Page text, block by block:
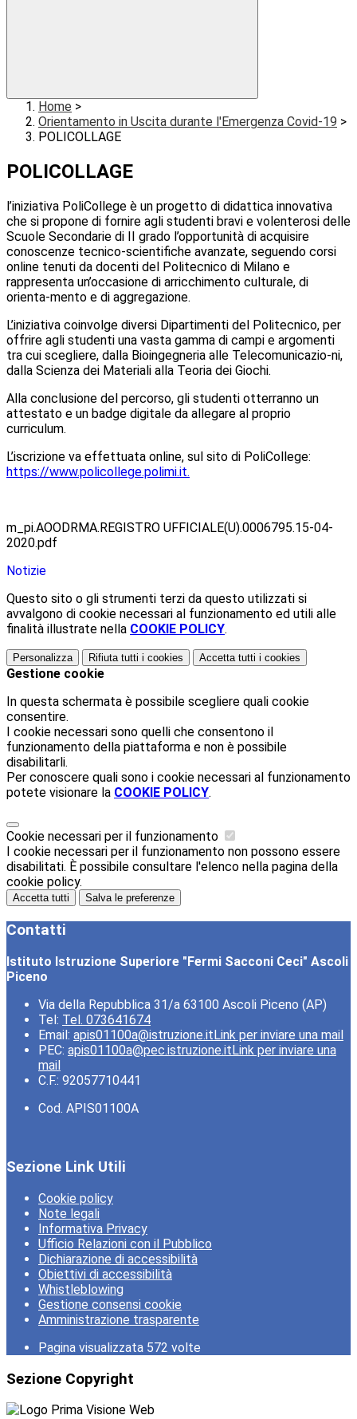
Home >
Orientamento in Uscita durante l'Emergenza Covid-19 >
POLICOLLAGE
POLICOLLAGE
l’iniziativa PoliCollege è un progetto di didattica innovativa
che si propone di fornire agli studenti bravi e volenterosi delle
Scuole Secondarie di II grado l’opportunità di acquisire
conoscenze tecnico-scientifiche avanzate, seguendo corsi
online tenuti da docenti del Politecnico di Milano e
rappresenta un’occasione di arricchimento culturale, di
orienta-mento e di aggregazione.
L’iniziativa coinvolge diversi Dipartimenti del Politecnico, per
offrire agli studenti una vasta gamma di campi e argomenti
tra cui scegliere, dalla Bioingegneria alle Telecomunicazio-ni,
dalla Scienza dei Materiali alla Teoria dei Giochi.
Alla conclusione del percorso, gli studenti otterranno un
attestato e un badge digitale da allegare al proprio
curriculum.
L’iscrizione va effettuata online, sul sito di PoliCollege:
https://www.policollege.polimi.it.
m_pi.AOODRMA.REGISTRO UFFICIALE(U).0006795.15-04-
2020.pdf
Notizie
Questo sito o gli strumenti terzi da questo utilizzati si
avvalgono di cookie necessari al funzionamento ed utili alle
finalità illustrate nella COOKIE POLICY.
Personalizza Rifiuta tutti i cookies Accetta tutti i cookies
Gestione cookie
In questa schermata è possibile scegliere quali cookie
consentire.
I cookie necessari sono quelli che consentono il
funzionamento della piattaforma e non è possibile
disabilitarli.
Per conoscere quali sono i cookie necessari al funzionamento
potete visionare la COOKIE POLICY.
Cookie necessari per il funzionamento
I cookie necessari per il funzionamento non possono essere
disabilitati. È possibile consultare l'elenco nella pagina della
cookie policy.
Accetta tutti Salva le preferenze
Contatti
Istituto Istruzione Superiore "Fermi Sacconi Ceci" Ascoli
Piceno
Via della Repubblica 31/a 63100 Ascoli Piceno (AP)
Tel: Tel. 073641674
Email: apis01100a@istruzione.itLink per inviare una mail
PEC: apis01100a@pec.istruzione.itLink per inviare una
mail
C.F.: 92057710441
Cod. APIS01100A
Sezione Link Utili
Cookie policy
Note legali
Informativa Privacy
Ufficio Relazioni con il Pubblico
Dichiarazione di accessibilità
Obiettivi di accessibilità
Whistleblowing
Gestione consensi cookie
Amministrazione trasparente
Pagina visualizzata 572 volte
Sezione Copyright